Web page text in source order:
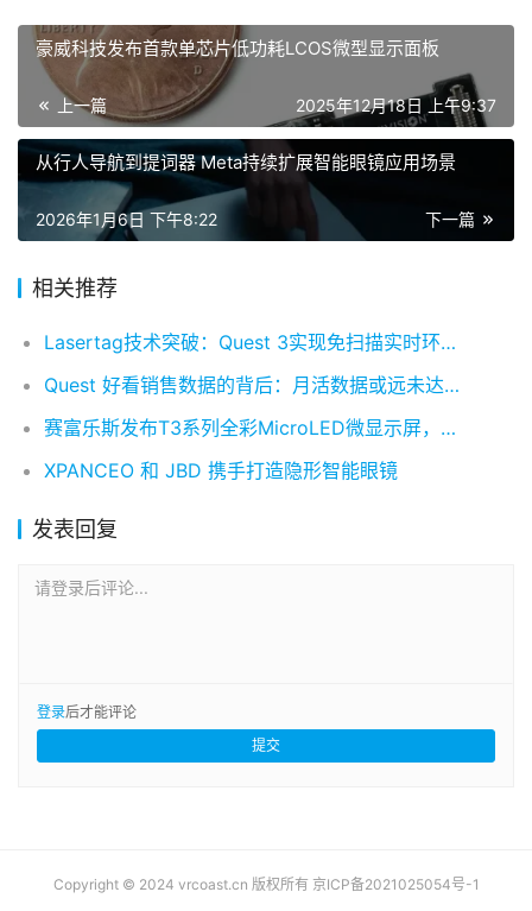
豪威科技发布首款单芯片低功耗LCOS微型显示面板
上一篇 2025年12月18日 上午9:37
从行人导航到提词器 Meta持续扩展智能眼镜应用场景
下一篇
2026年1月6日 下午8:22
相关推荐
Lasertag技术突破：Quest 3实现免扫描实时环境建模，重构混合现实交互逻辑​
Quest 好看销售数据的背后：月活数据或远未达到扎克伯格预期
赛富乐斯发布T3系列全彩MicroLED微显示屏，推进AR终端落地
XPANCEO 和 JBD 携手打造隐形智能眼镜
发表回复
请登录后评论...
登录后才能评论
提交
Copyright © 2024 vrcoast.cn 版权所有 京ICP备2021025054号-1